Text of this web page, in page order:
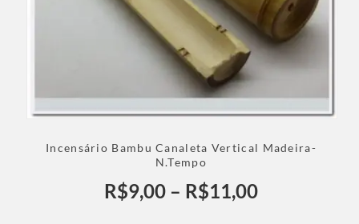
Incensário Bambu Canaleta Vertical Madeira-
N.Tempo
R$9,00 – R$11,00